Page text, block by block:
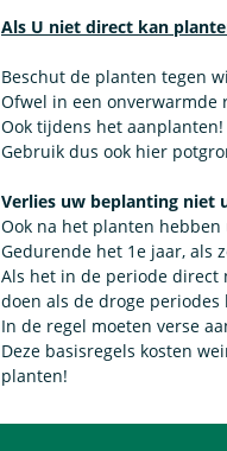
Als U niet direct kan
Beschut de planten tegen
Ofwel in een onverwarmde
Ook tijdens het
Gebruik dus ook hier
Verlies uw beplanting niet
Ook na het planten
Gedurende het 1e jaar, als
Als het in de periode direct
doen als de droge
In de regel moeten verse
Deze basisregels kosten
planten!